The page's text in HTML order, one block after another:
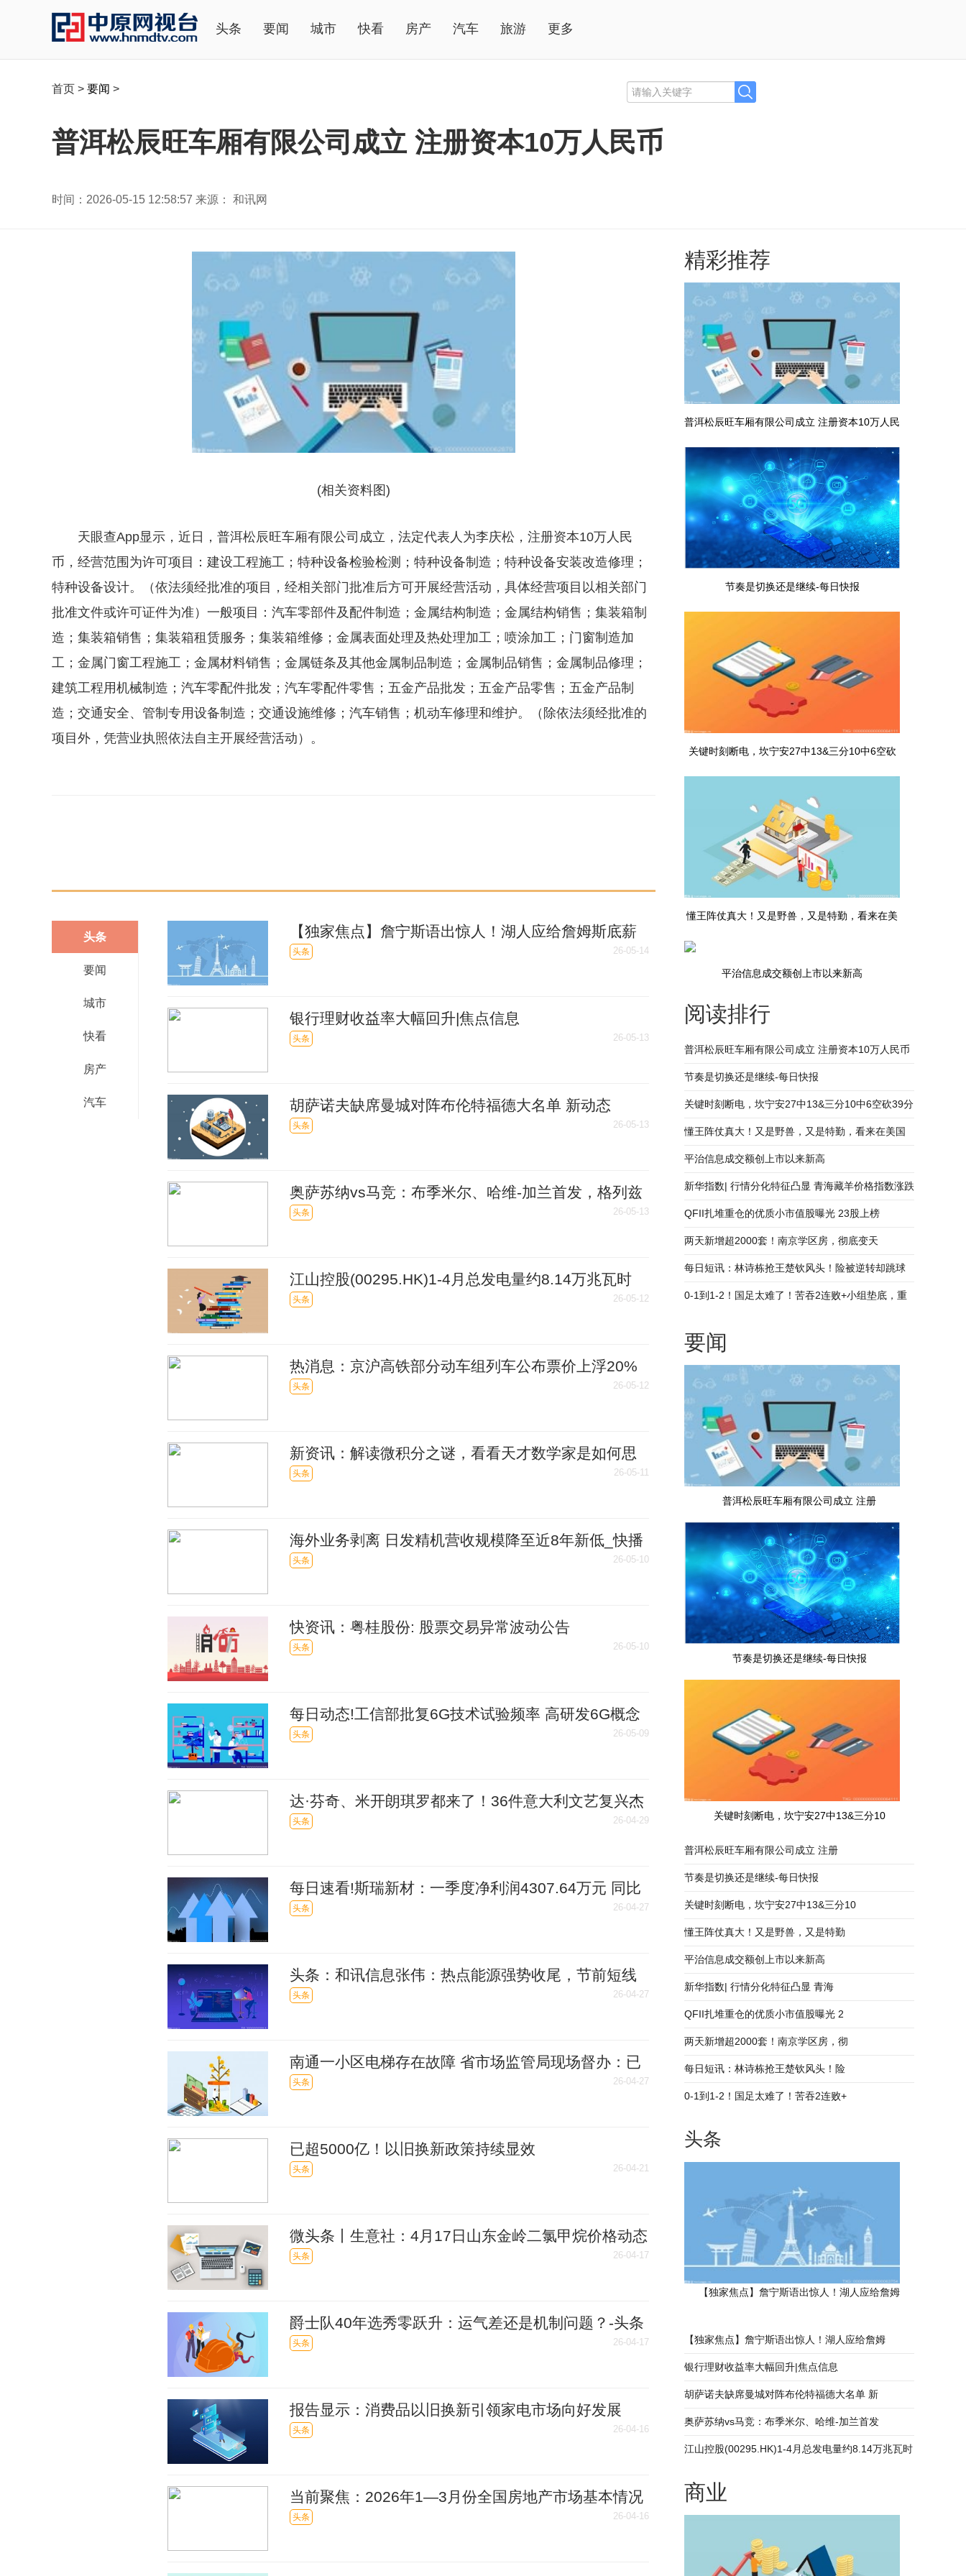
头条 要闻 城市 快看 房产 汽车 旅游 更多
首页 > 要闻 >
普洱松辰旺车厢有限公司成立 注册资本10万人民币
时间：2026-05-15 12:58:57 来源： 和讯网
(相关资料图)
天眼查App显示，近日，普洱松辰旺车厢有限公司成立，法定代表人为李庆松，注册资本10万人民
币，经营范围为许可项目：建设工程施工；特种设备检验检测；特种设备制造；特种设备安装改造修理；
特种设备设计。（依法须经批准的项目，经相关部门批准后方可开展经营活动，具体经营项目以相关部门
批准文件或许可证件为准）一般项目：汽车零部件及配件制造；金属结构制造；金属结构销售；集装箱制
造；集装箱销售；集装箱租赁服务；集装箱维修；金属表面处理及热处理加工；喷涂加工；门窗制造加
工；金属门窗工程施工；金属材料销售；金属链条及其他金属制品制造；金属制品销售；金属制品修理；
建筑工程用机械制造；汽车零配件批发；汽车零配件零售；五金产品批发；五金产品零售；五金产品制
造；交通安全、管制专用设备制造；交通设施维修；汽车销售；机动车修理和维护。（除依法须经批准的
项目外，凭营业执照依法自主开展经营活动）。
头条
要闻
城市
快看
房产
汽车
【独家焦点】詹宁斯语出惊人！湖人应给詹姆斯底薪
合同，交易东契奇换字母哥？
头条 26-05-14
银行理财收益率大幅回升|焦点信息
头条 26-05-13
胡萨诺夫缺席曼城对阵布伦特福德大名单 新动态
头条 26-05-13
奥萨苏纳vs马竞：布季米尔、哈维-加兰首发，格列兹
曼、科克出战_每日看点
头条 26-05-13
江山控股(00295.HK)1-4月总发电量约8.14万兆瓦时
头条 26-05-12
热消息：京沪高铁部分动车组列车公布票价上浮20%
头条 26-05-12
新资讯：解读微积分之谜，看看天才数学家是如何思
考的！
头条 26-05-11
海外业务剥离 日发精机营收规模降至近8年新低_快播
头条 26-05-10
快资讯：粤桂股份: 股票交易异常波动公告
头条 26-05-10
每日动态!工信部批复6G技术试验频率 高研发6G概念
股揭晓
头条 26-05-09
达·芬奇、米开朗琪罗都来了！36件意大利文艺复兴杰
作亮相中国美术馆
头条 26-04-29
每日速看!斯瑞新材：一季度净利润4307.64万元 同比
增长33.24%
头条 26-04-27
头条：和讯信息张伟：热点能源强势收尾，节前短线
该如何布局？
头条 26-04-27
南通一小区电梯存在故障 省市场监管局现场督办：已
整改到位
头条 26-04-27
已超5000亿！以旧换新政策持续显效
头条 26-04-21
微头条丨生意社：4月17日山东金岭二氯甲烷价格动态
头条 26-04-17
爵士队40年选秀零跃升：运气差还是机制问题？-头条
焦点
头条 26-04-17
报告显示：消费品以旧换新引领家电市场向好发展
头条 26-04-16
当前聚焦：2026年1—3月份全国房地产市场基本情况
头条 26-04-16
精彩推荐
普洱松辰旺车厢有限公司成立 注册资本10万人民
币
节奏是切换还是继续-每日快报
关键时刻断电，坎宁安27中13&三分10中6空砍
懂王阵仗真大！又是野兽，又是特勤，看来在美
平治信息成交额创上市以来新高
阅读排行
普洱松辰旺车厢有限公司成立 注册资本10万人民币
节奏是切换还是继续-每日快报
关键时刻断电，坎宁安27中13&三分10中6空砍39分
7板9助2断_热议
懂王阵仗真大！又是野兽，又是特勤，看来在美国
被打怕了_每日速读
平治信息成交额创上市以来新高
新华指数| 行情分化特征凸显 青海藏羊价格指数涨跌
互现
QFII扎堆重仓的优质小市值股曝光 23股上榜
两天新增超2000套！南京学区房，彻底变天
每日短讯：林诗栋抢王楚钦风头！险被逆转却跳球
桌狂欢，把自己演成关键英雄
0-1到1-2！国足太难了！苦吞2连败+小组垫底，重
要闻
普洱松辰旺车厢有限公司成立 注册
节奏是切换还是继续-每日快报
关键时刻断电，坎宁安27中13&三分10
普洱松辰旺车厢有限公司成立 注册
节奏是切换还是继续-每日快报
关键时刻断电，坎宁安27中13&三分10
懂王阵仗真大！又是野兽，又是特勤
平治信息成交额创上市以来新高
新华指数| 行情分化特征凸显 青海
QFII扎堆重仓的优质小市值股曝光 2
两天新增超2000套！南京学区房，彻
每日短讯：林诗栋抢王楚钦风头！险
0-1到1-2！国足太难了！苦吞2连败+
头条
【独家焦点】詹宁斯语出惊人！湖人应给詹姆
【独家焦点】詹宁斯语出惊人！湖人应给詹姆
银行理财收益率大幅回升|焦点信息
胡萨诺夫缺席曼城对阵布伦特福德大名单 新
奥萨苏纳vs马竞：布季米尔、哈维-加兰首发
江山控股(00295.HK)1-4月总发电量约8.14万兆瓦时
商业